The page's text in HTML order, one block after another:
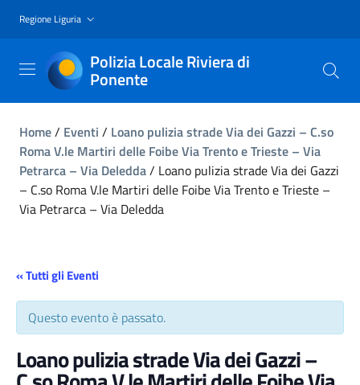
Regione Liguria
Polizia Locale Riviera di
Ponente
Home/ Eventi / Loano pulizia strade Via dei Gazzi – C.so
Roma V.le Martiri delle Foibe Via Trento e Trieste – Via
Petrarca – Via Deledda/ Loano pulizia strade Via dei Gazzi
– C.so Roma V.le Martiri delle Foibe Via Trento e Trieste –
Via Petrarca – Via Deledda
« Tutti gli Eventi
Questo evento è passato.
Loano pulizia strade Via dei Gazzi –